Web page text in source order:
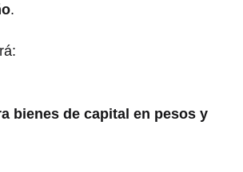
.
bienes de capital en pesos y